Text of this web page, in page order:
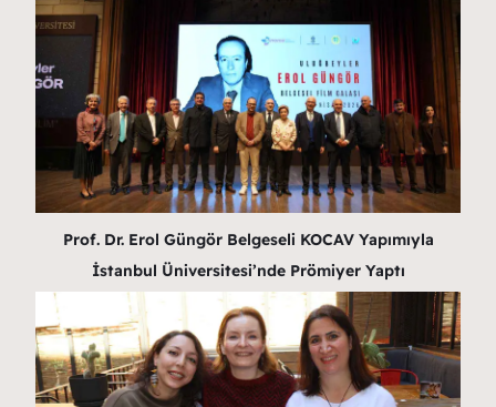
Prof. Dr. Erol Güngör Belgeseli KOCAV Yapımıyla
İstanbul Üniversitesi’nde Prömiyer Yaptı